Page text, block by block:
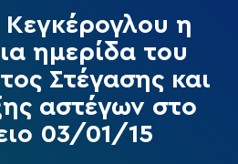
η
ημερίδα του
Στέγασης και
αστέγων στο
03/01/15